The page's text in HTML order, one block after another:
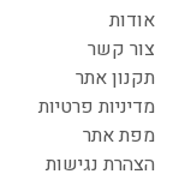
אודות
צור קשר
תקנון אתר
מדיניות פרטיות
מפת אתר
הצהרת נגישות